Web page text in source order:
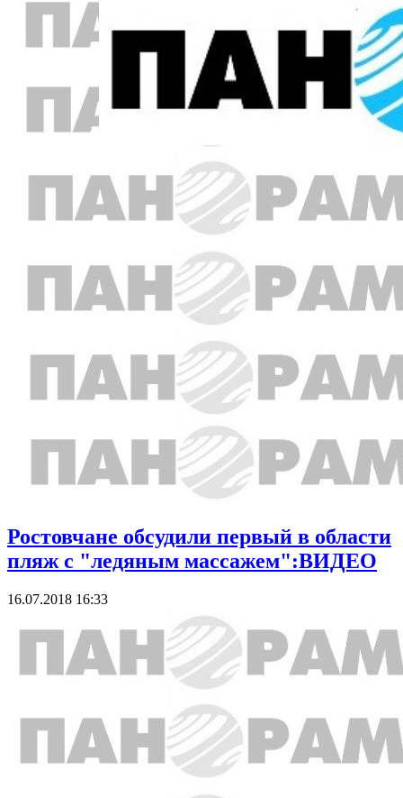
Ростовчане обсудили первый в области
пляж с "ледяным массажем":ВИДЕО
16.07.2018 16:33